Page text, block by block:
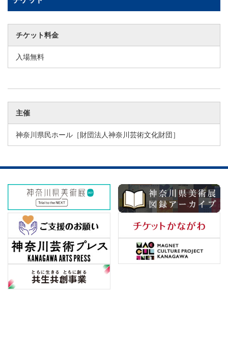
チケット料金
入場無料
主催
神奈川県民ホール［財団法人神奈川芸術文化財団］